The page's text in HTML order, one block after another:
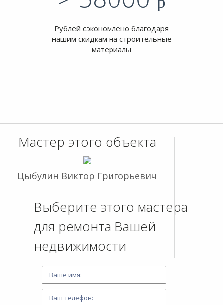
Рублей сэкономлено благодаря
нашим скидкам на строительные
материалы
Мастер этого объекта
Цыбулин Виктор Григорьевич
Выберите этого мастера
для ремонта Вашей
недвижимости